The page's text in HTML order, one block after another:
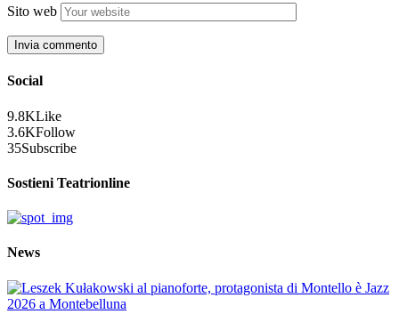
Sito web
Social
9.8KLike
3.6KFollow
35Subscribe
Sostieni Teatrionline
News